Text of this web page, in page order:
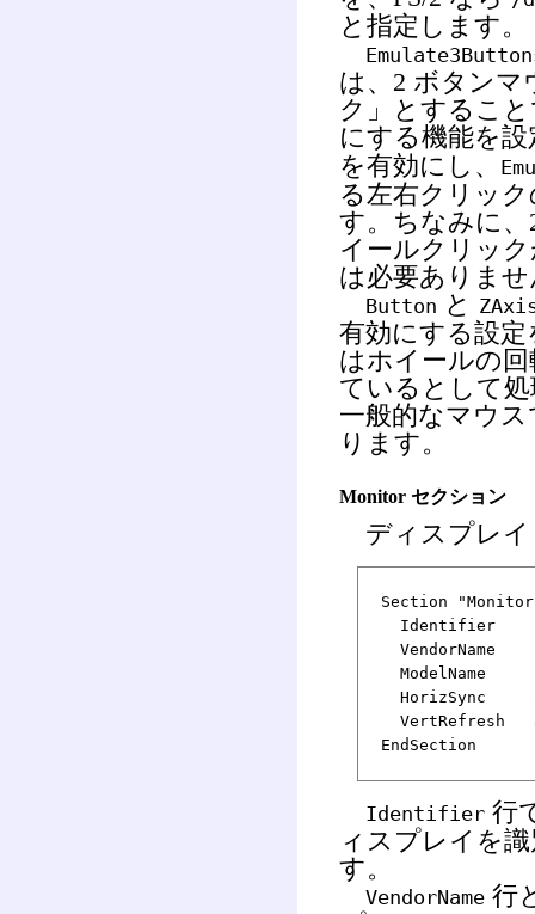
と指定します。
は、2 ボタンマ
ク」とするこ
にする機能を
を有効にし、
る左右クリッ
す。ちなみに
イールクリッ
は必要ありませ
Button と
有効にする設
はホイールの
ているとして
一般的なマウ
ります。
Monitor セクション
ディスプレイ
Section
Identifier
VendorName
ModelName
HorizSync
VertRefresh
EndSection
Identifier 行
ィスプレイを
す。
VendorName 行